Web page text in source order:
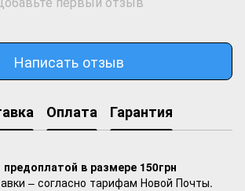
Написать отзыв
Оплата Гарантия
в размере 150грн
– согласно тарифам Новой Почты.